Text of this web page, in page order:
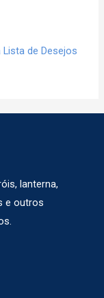
Lista de Desejos
lanterna,
e outros